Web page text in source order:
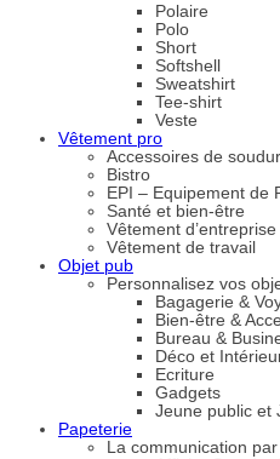
Polaire
Polo
Short
Softshell
Sweatshirt
Tee-shirt
Veste
Vêtement pro
Accessoires de
Bistro
EPI – Equipement de
Santé et bien-être
Vêtement d’entreprise
Vêtement de travail
Objet pub
Personnalisez vos
Bagagerie &
Bien-être &
Bureau &
Déco et
Ecriture
Gadgets
Jeune public et
Papeterie
La communication